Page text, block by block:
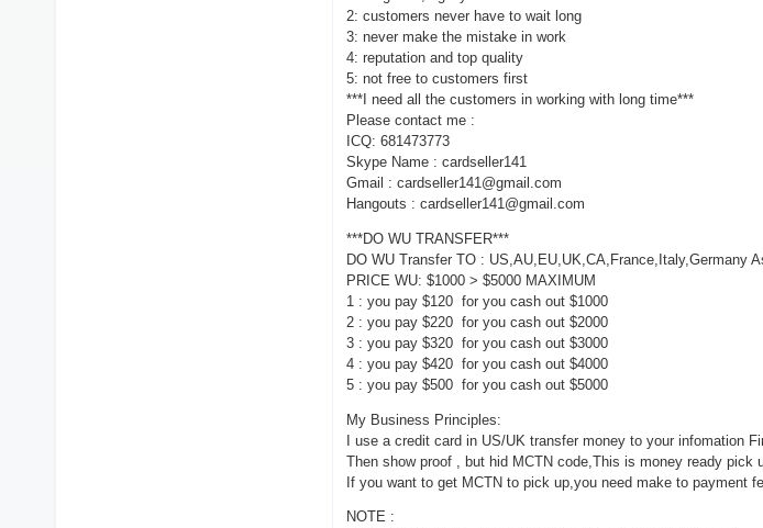
2: customers never have to wait long
3: never make the mistake in work
4: reputation and top quality
5: not free to customers first
***I need all the customers in working with long time***
Please contact me :
ICQ: 681473773
Skype Name : cardseller141
Gmail : cardseller141@gmail.com
Hangouts : cardseller141@gmail.com
***DO WU TRANSFER***
DO WU Transfer TO : US,AU,EU,UK,CA,France,Italy,Germany
PRICE WU: $1000 > $5000 MAXIMUM
1 : you pay $120 for you cash out $1000
2 : you pay $220 for you cash out $2000
3 : you pay $320 for you cash out $3000
4 : you pay $420 for you cash out $4000
5 : you pay $500 for you cash out $5000
My Business Principles:
I use a credit card in US/UK transfer money to your infomation
Then show proof , but hid MCTN code,This is money ready pick
If you want to get MCTN to pick up,you need make to payment
NOTE :